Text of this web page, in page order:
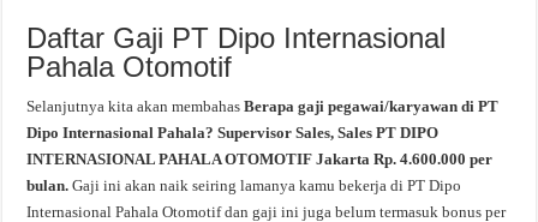
Daftar Gaji PT Dipo Internasional
Pahala Otomotif
Selanjutnya kita akan membahasBerapa gaji pegawai/karyawan di PT
Dipo Internasional Pahala? Supervisor Sales, Sales PT DIPO
INTERNASIONAL PAHALA OTOMOTIF Jakarta Rp. 4.600.000 per
bulan.Gaji ini akan naik seiring lamanya kamu bekerja di PT Dipo
Internasional Pahala Otomotif dan gaji ini juga belum termasuk bonus per